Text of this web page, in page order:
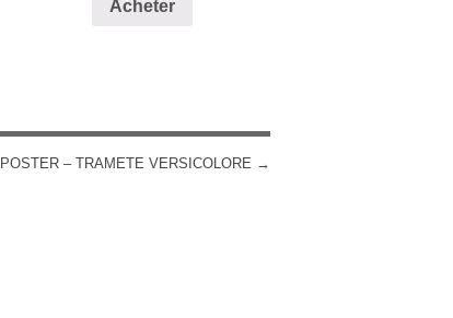
Acheter
POSTER – TRAMETE VERSICOLORE →